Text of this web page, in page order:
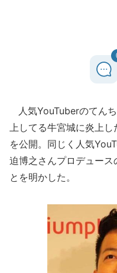
人気YouTuberのてん
上してる牛宮城に炎上
を公開。同じく人気
迫博之さんプロデュー
とを明かした。